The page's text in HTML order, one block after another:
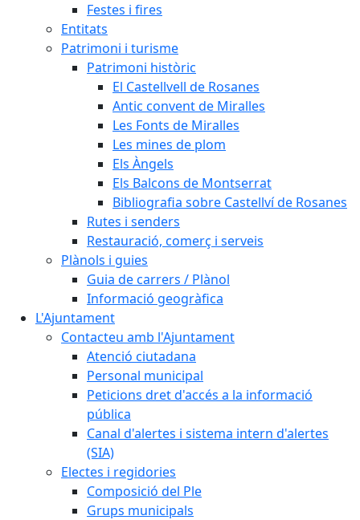
Festes i fires
Entitats
Patrimoni i turisme
Patrimoni històric
El Castellvell de Rosanes
Antic convent de Miralles
Les Fonts de Miralles
Les mines de plom
Els Àngels
Els Balcons de Montserrat
Bibliografia sobre Castellví de Rosanes
Rutes i senders
Restauració, comerç i serveis
Plànols i guies
Guia de carrers / Plànol
Informació geogràfica
L'Ajuntament
Contacteu amb l'Ajuntament
Atenció ciutadana
Personal municipal
Peticions dret d'accés a la informació
pública
Canal d'alertes i sistema intern d'alertes
(SIA)
Electes i regidories
Composició del Ple
Grups municipals